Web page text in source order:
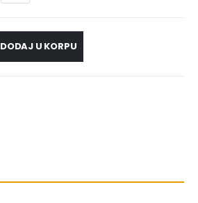
DODAJ U KORPU